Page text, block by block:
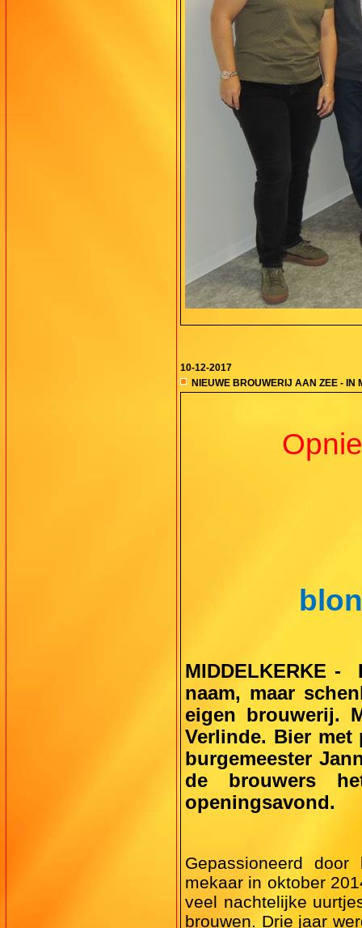
10-12-2017
NIEUWE BROUWERIJ AAN ZEE - IN
MIDDELKERKE -
naam, maar
eigen brouwerij.
Verlinde. Bier met
burgemeester
de brouwers
openingsavond.
Gepassioneerd
mekaar in oktober
veel nachtelijke
brouwen. Drie jaar